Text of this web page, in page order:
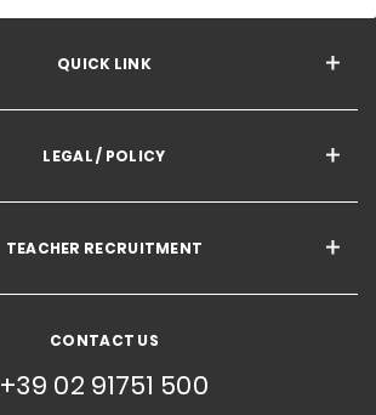
QUICK LINK
LEGAL / POLICY
TEACHER RECRUITMENT
CONTACT US
+39 02 91751 500